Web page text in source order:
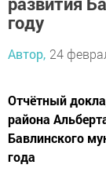
году
Автор, 24
Отчётный
района
Бавлинского
года